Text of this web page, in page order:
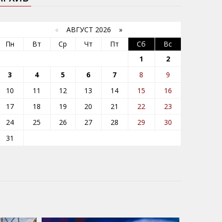
« АВГУСТ 2026 »
Пн
Вт Ср Чт Пт Сб
Вс
1
2
3
4 5 6 7 8
9
10
11 12 13 14 15
16
17
18 19 20 21 22
23
24
25 26 27 28 29
30
31